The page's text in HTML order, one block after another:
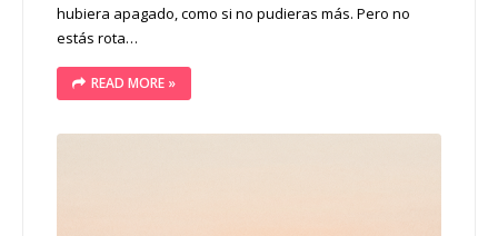
hubiera apagado, como si no pudieras más. Pero no
estás rota…
READ MORE »